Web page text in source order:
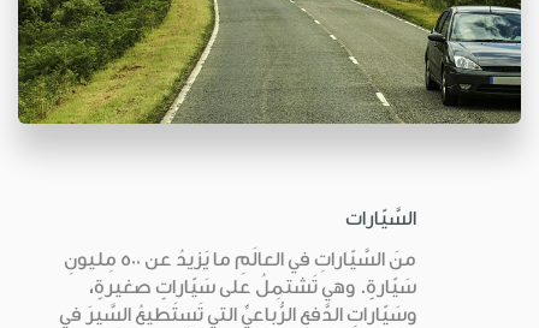
السَّيّارات
منَ السَّيّاراتِ في العالَمِ ما يَزيدُ عن 500 مِليونِ
سَيّارةٍ. وهي تَشتمِلُ على سَيّاراتٍ صغيرةٍ،
وسَيّاراتِ الدَّفعِ الرُّباعيِّ التي تَستَطيعُ السَّيرَ في